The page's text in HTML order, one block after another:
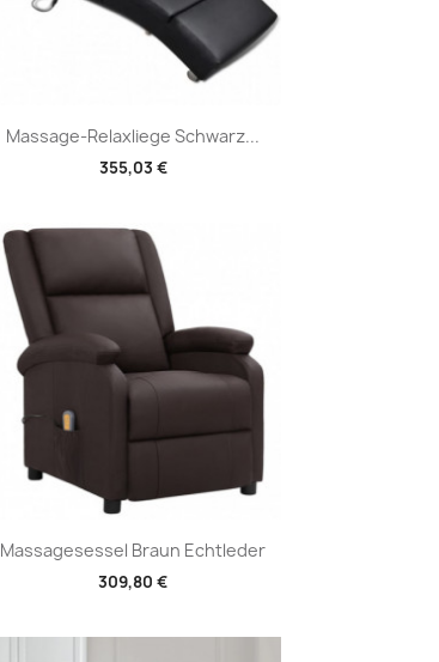
Massage-Relaxliege Schwarz...
355,03 €
Vorschau
Massagesessel Braun Echtleder
309,80 €
Vorschau